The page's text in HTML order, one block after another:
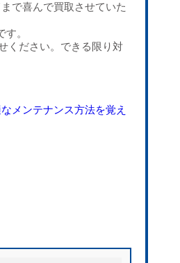
で喜んで買取させていた
。
ください。できる限り対
メンテナンス方法を覚え